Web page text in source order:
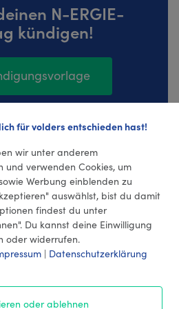
N-ERGIE-
kündigen!
(4,35 Durchschnitt)
für volders entschieden hast!
wir unter anderem
und verwenden Cookies, um
Werbung einblenden zu
auswählst, bist du damit
findest du unter
Du kannst deine Einwilligung
oder widerrufen.
| Datenschutzerklärung
oder ablehnen